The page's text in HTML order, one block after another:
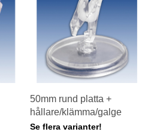
50mm rund platta +
hållare/klämma/galge
Se flera varianter!